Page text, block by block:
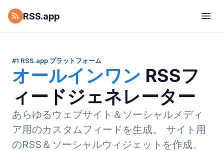
RSS.app
#1 RSS.app プラットフォーム
オールインワン RSSフ
ィードジェネレーター
あらゆるウェブサイト＆ソーシャルメディ
ア用のカスタムフィードを生成。
サイト用
のRSS＆ソーシャルウィジェットを作成、